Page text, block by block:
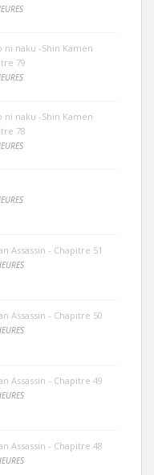
ni naku -Shin Kamen
79
ni naku -Shin Kamen
78
Assassin - Chapitre 51
Assassin - Chapitre 50
Assassin - Chapitre 49
Assassin - Chapitre 48